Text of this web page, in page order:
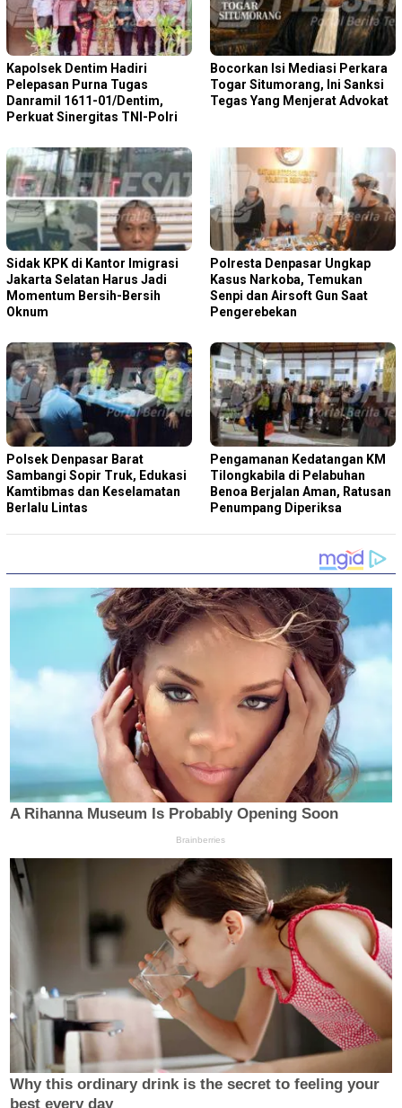
Kapolsek Dentim Hadiri
Pelepasan Purna Tugas
Danramil 1611-01/Dentim,
Perkuat Sinergitas TNI-Polri
Bocorkan Isi Mediasi Perkara
Togar Situmorang, Ini Sanksi
Tegas Yang Menjerat Advokat
Sidak KPK di Kantor Imigrasi
Jakarta Selatan Harus Jadi
Momentum Bersih-Bersih
Oknum
Polresta Denpasar Ungkap
Kasus Narkoba, Temukan
Senpi dan Airsoft Gun Saat
Pengerebekan
Polsek Denpasar Barat
Sambangi Sopir Truk, Edukasi
Kamtibmas dan Keselamatan
Berlalu Lintas
Pengamanan Kedatangan KM
Tilongkabila di Pelabuhan
Benoa Berjalan Aman, Ratusan
Penumpang Diperiksa